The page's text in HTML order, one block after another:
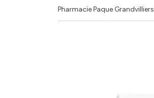
Pharmacie Paque Grandvilliers